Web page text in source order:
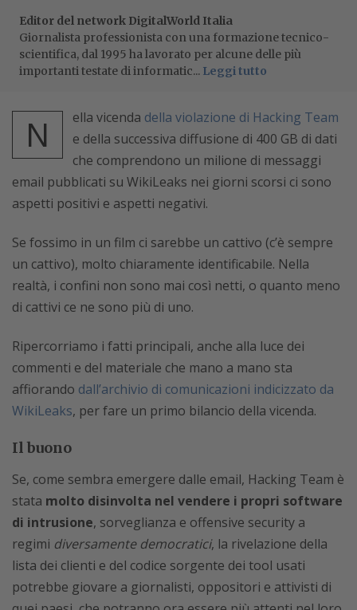
Editor del network DigitalWorld Italia
Giornalista professionista con una formazione tecnico-
scientifica, dal 1995 ha lavorato per alcune delle più
importanti testate di informatic... Leggi tutto
N ella vicenda della violazione di Hacking Team
e della successiva diffusione di 400 GB di dati
che comprendono un milione di messaggi
email pubblicati su WikiLeaks nei giorni scorsi ci sono
aspetti positivi e aspetti negativi.
Se fossimo in un film ci sarebbe un cattivo (c’è sempre
un cattivo), molto chiaramente identificabile. Nella
realtà, i confini non sono mai così netti, o quanto meno
di cattivi ce ne sono più di uno.
Ripercorriamo i fatti principali, anche alla luce dei
commenti e del materiale che mano a mano sta
affiorando dall’archivio di comunicazioni indicizzato da
WikiLeaks, per fare un primo bilancio della vicenda.
Il buono
Se, come sembra emergere dalle email, Hacking Team è
stata molto disinvolta nel vendere i propri software
di intrusione, sorveglianza e offensive security a
regimi diversamente democratici, la rivelazione della
lista dei clienti e del codice sorgente dei tool usati
potrebbe giovare a giornalisti, oppositori e attivisti di